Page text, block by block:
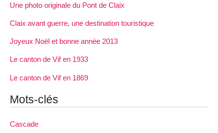
Une photo originale du Pont de Claix
Claix avant guerre, une destination touristique
Joyeux Noël et bonne année 2013
Le canton de Vif en 1933
Le canton de Vif en 1869
Mots-clés
Cascade